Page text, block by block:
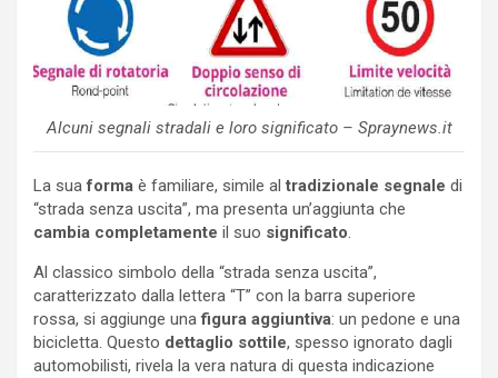
Alcuni segnali stradali e loro significato – Spraynews.it
La suaforma è familiare, simile altradizionale segnale di
“strada senza uscita”, ma presenta un’aggiunta che
cambia completamente il suo significato.
Al classico simbolo della “strada senza uscita”,
caratterizzato dalla lettera “T” con la barra superiore
rossa, si aggiunge unafigura aggiuntiva: un pedone e una
bicicletta. Questo dettaglio sottile, spesso ignorato dagli
automobilisti, rivela la vera natura di questa indicazione